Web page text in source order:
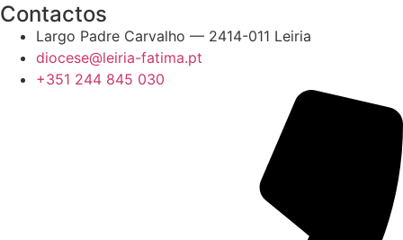
Contactos
Largo Padre Carvalho — 2414-011 Leiria
diocese@leiria-fatima.pt
+351 244 845 030